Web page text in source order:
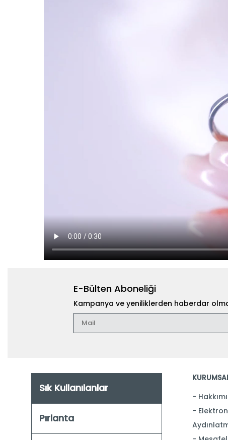
E-Bülten Aboneliği
Kampanya ve yeniliklerden haberdar
Sık Kullanılanlar
Pırlanta